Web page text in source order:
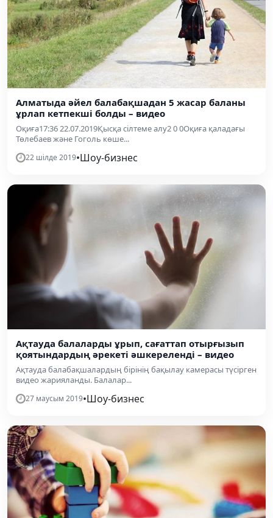
Алматыда әйел балабақшадан 5 жасар баланы
ұрлап кетпекші болды – видео
Оқиға17:36 22.07.2019Қысқа сілтеме алу2 0 0Оқиға қаладағы
Төлебаев және Гоголь көше...
22 шілде 2019•Шоу-бизнес
Ақтауда балаларды ұрып, сағаттап отырғызып
қоятындардың әрекеті әшкереленді – видео
Ақтауда балабақшалардың бірінің бақылау камерасы түсірген
видео жарияланды. Балалар...
27 маусым 2019•Шоу-бизнес